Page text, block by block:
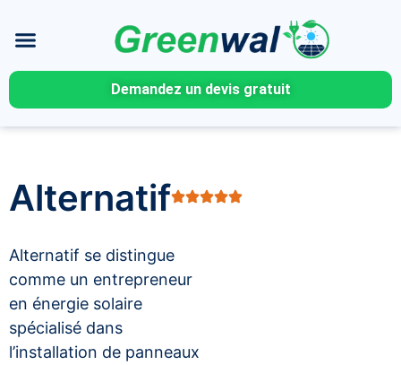
Demandez un devis gratuit
Alternatif
Alternatif se distingue
comme un entrepreneur
en énergie solaire
spécialisé dans
l’installation de panneaux